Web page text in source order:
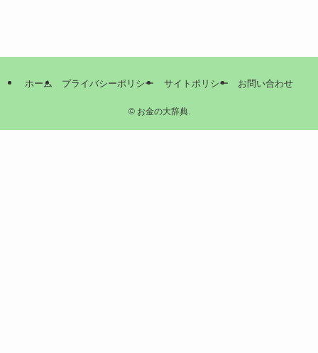
ホーム プライバシーポリシー サイトポリシー お問い合わせ
©お金の大辞典.